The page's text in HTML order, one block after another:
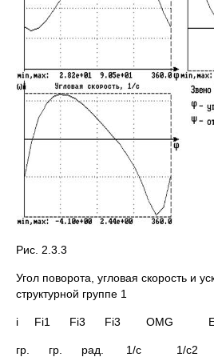
Рис. 2.3.3
Угол поворота, угловая скорость и
структурной группе 1
i Fi1 Fi3 Fi3 OMG
гр. гр. рад. 1/c 1/c2